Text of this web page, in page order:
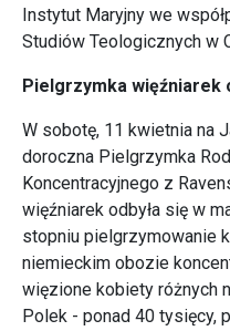
Instytut Maryjny we
Studiów Teologicznych w
Pielgrzymka więźniarek
W sobotę, 11 kwietnia na
doroczna Pielgrzymka
Koncentracyjnego z
więźniarek odbyła się w
stopniu pielgrzymowanie
niemieckim obozie
więzione kobiety różnych
Polek - ponad 40 tysięcy,